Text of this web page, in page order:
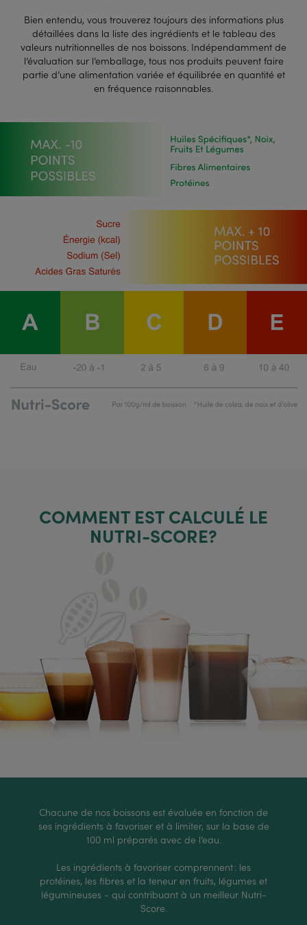
Bien entendu, vous trouverez toujours des informations plus
détaillées dans la liste des ingrédients et le tableau des
valeurs nutritionnelles de nos boissons. Indépendamment de
l’évaluation sur l’emballage, tous nos produits peuvent faire
partie d’une alimentation variée et équilibrée en quantité et
en fréquence raisonnables.
COMMENT EST CALCULÉ LE
NUTRI-SCORE?
Chacune de nos boissons est évaluée en fonction de
ses ingrédients à favoriser et à limiter, sur la base de
100 ml préparés avec de l’eau.
Les ingrédients à favoriser comprennent : les
protéines, les fibres et la teneur en fruits, légumes et
légumineuses - qui contribuant à un meilleur Nutri-
Score.